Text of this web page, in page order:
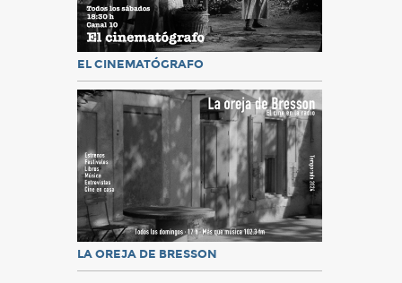
EL CINEMATÓGRAFO
LA OREJA DE BRESSON